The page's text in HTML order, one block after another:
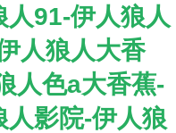
91-伊人狼人
人狼人大香
人色a大香蕉-
影院-伊人狼